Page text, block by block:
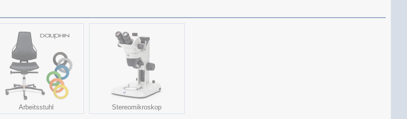
Arbeitsstuhl Stereomikroskop